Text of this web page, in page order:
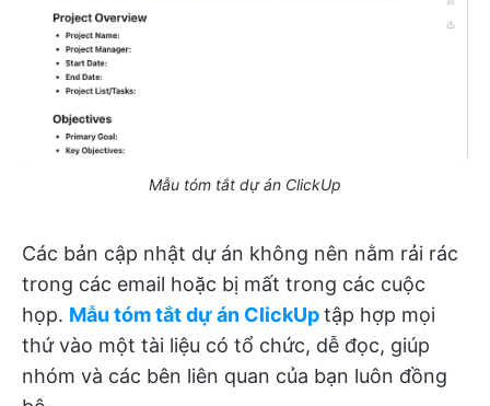
Mẫu tóm tắt dự án ClickUp
Các bản cập nhật dự án không nên nằm rải rác
trong các email hoặc bị mất trong các cuộc
họp. Mẫu tóm tắt dự án ClickUptập hợp mọi
thứ vào một tài liệu có tổ chức, dễ đọc, giúp
nhóm và các bên liên quan của bạn luôn đồng